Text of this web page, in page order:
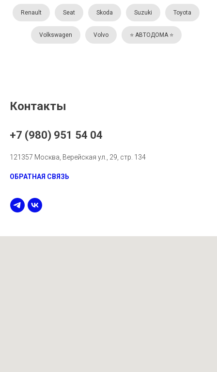
Renault Seat Skoda Suzuki Toyota
Volkswagen Volvo ⭐️ АВТОДОМА ⭐️
Контакты
+7 (980) 951 54 04
121357 Москва, Верейская ул., 29, стр. 134
ОБРАТНАЯ СВЯЗЬ